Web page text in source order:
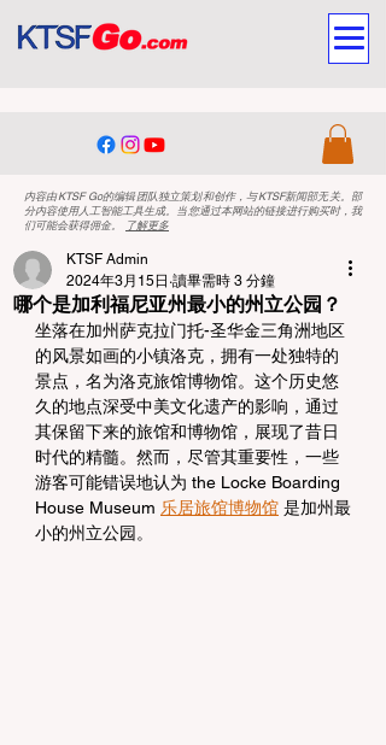
内容由KTSF Go的编辑团队独立策划和创作，与KTSF新闻部无关。部
分内容使用人工智能工具生成。当您通过本网站的链接进行购买时，我
们可能会获得佣金。
了解更多
哪个是加利福尼亚州最小的州立公园？
KTSF Admin
2024年3月15日 讀畢需時 3 分鐘
坐落在加州萨克拉门托-圣华金三角洲地区
的风景如画的小镇洛克，拥有一处独特的
景点，名为洛克旅馆博物馆。这个历史悠
久的地点深受中美文化遗产的影响，通过
其保留下来的旅馆和博物馆，展现了昔日
时代的精髓。然而，尽管其重要性，一些
游客可能错误地认为 the Locke Boarding
House Museum 乐居旅馆博物馆 是加州最
小的州立公园。